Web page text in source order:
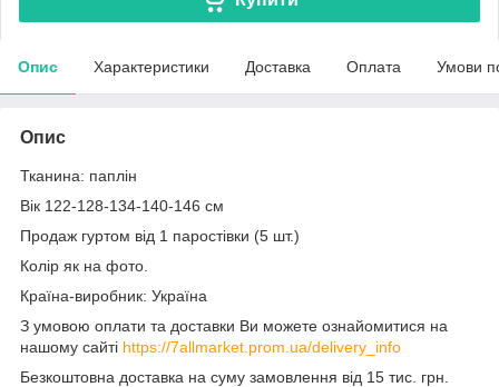
Опис Характеристики Доставка Оплата Умови
Опис
Тканина: паплін
Вік 122-128-134-140-146 см
Продаж гуртом від 1 паростівки (5 шт.)
Колір як на фото.
Країна-виробник: Україна
З умовою оплати та доставки Ви можете ознайомитися на
нашому сайті https://7allmarket.prom.ua/delivery_info
Безкоштовна доставка на суму замовлення від 15 тис. грн.